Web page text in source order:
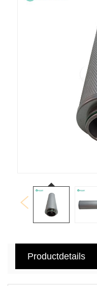
Productdetails